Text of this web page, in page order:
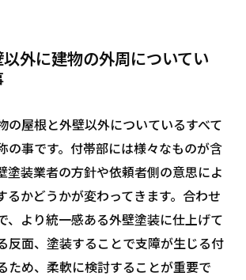
外に建物の外周についてい
の屋根と外壁以外についているすべて
の事です。付帯部には様々なものが含
塗装業者の方針や依頼者側の意思によ
るかどうかが変わってきます。合わせ
、より統一感ある外壁塗装に仕上げて
反面、塗装することで支障が生じる付
ため、柔軟に検討することが重要で